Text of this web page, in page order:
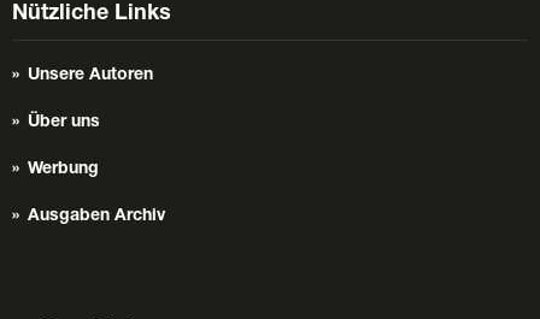
Nützliche Links
Unsere Autoren
Über uns
Werbung
Ausgaben Archiv